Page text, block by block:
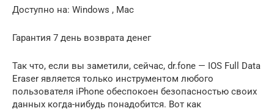
Доступно на: Windows , Mac
Гарантия 7 день возврата денег
Так что, если вы заметили, сейчас, dr.fone — IOS Full Data
Eraser является только инструментом любого
пользователя iPhone обеспокоен безопасностью своих
данных когда-нибудь понадобится. Вот как